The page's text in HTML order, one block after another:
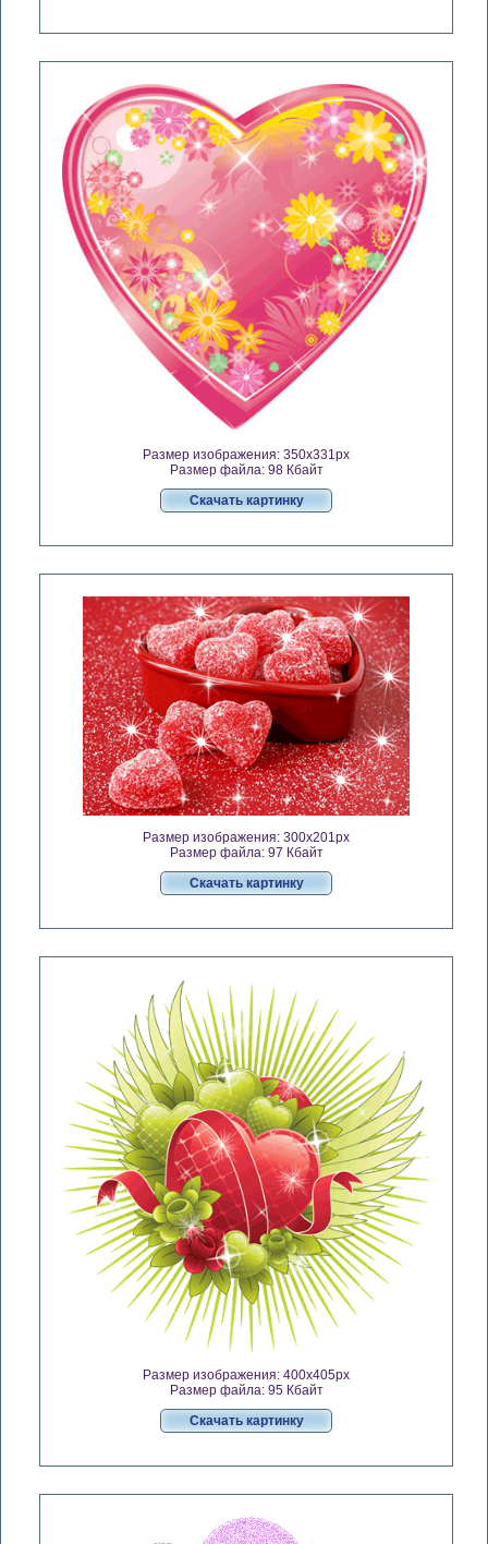
Размер изображения: 350x331px
Размер файла: 98 Кбайт
Скачать картинку
Размер изображения: 300x201px
Размер файла: 97 Кбайт
Скачать картинку
Размер изображения: 400x405px
Размер файла: 95 Кбайт
Скачать картинку